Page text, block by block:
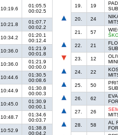
10:19.6
01:05.5
00:02.5
10:21.8
01:07.7
00:02.2
10:34.2
01:20.1
00:12.4
10:36.0
01:21.9
00:01.8
10:36.0
01:21.9
00:00.0
10:44.6
01:30.5
00:08.6
10:44.9
01:30.8
00:00.3
10:45.0
01:30.9
00:00.1
10:48.7
01:34.6
00:03.7
10:52.9
01:38.8
00:04.2
19.
19
20.
24
21.
57
22.
21
23.
12
24.
22
25.
50
26.
62
27.
26
28.
58
AL